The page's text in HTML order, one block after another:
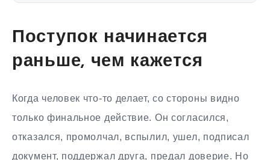
Поступок начинается
раньше, чем кажется
Когда человек что-то делает, со стороны видно
только финальное действие. Он согласился,
отказался, промолчал, вспылил, ушел, подписал
документ, поддержал друга, предал доверие. Но